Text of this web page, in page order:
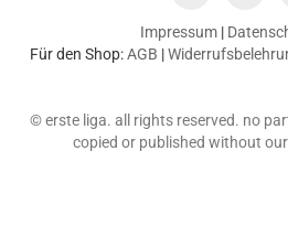
Impressum|
Für den Shop:AGB |
© erste liga. all rights reserved. no
copied or published without